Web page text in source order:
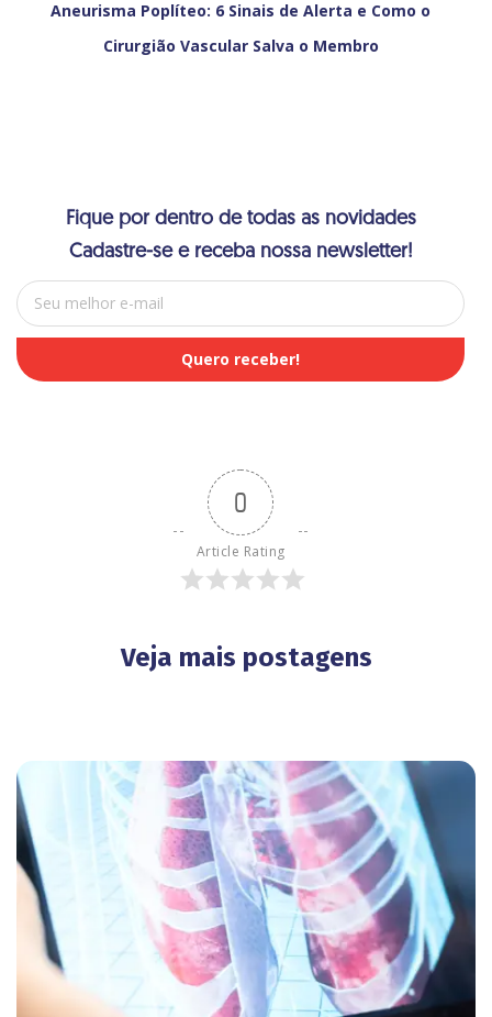
Aneurisma Poplíteo: 6 Sinais de Alerta e Como o
Cirurgião Vascular Salva o Membro
Fique por dentro de todas as novidades
Cadastre-se e receba nossa newsletter!
E-mail
0
Article Rating
Veja mais postagens